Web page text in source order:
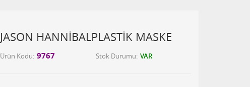
JASON HANNİBALPLASTİK MASKE
Ürün Kodu 9767 Stok Durumu VAR